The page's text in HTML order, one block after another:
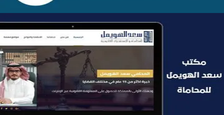
موقع سعد الهويمل للمحاماة
التفاصيل